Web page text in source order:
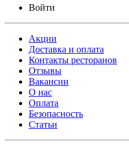
Войти
Акции
Доставка и оплата
Контакты ресторанов
Отзывы
Вакансии
О нас
Оплата
Безопасность
Статьи